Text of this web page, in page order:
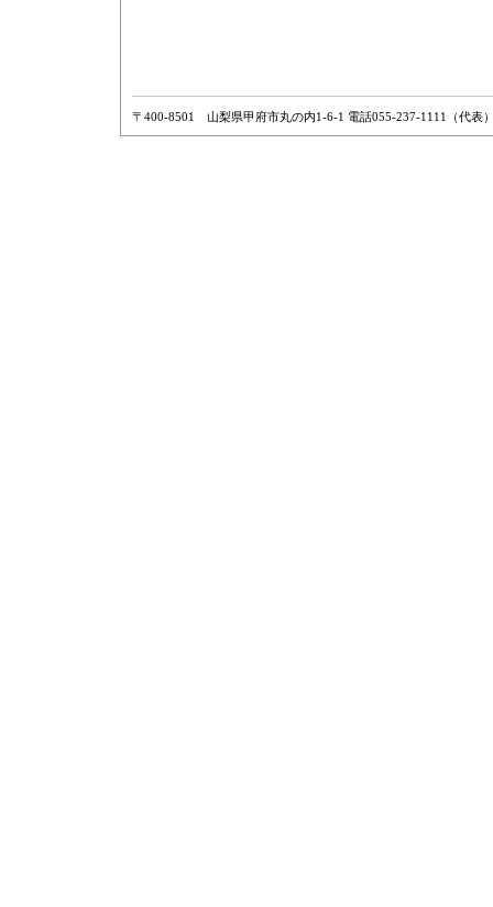
〒400-8501 山梨県甲府市丸の内1-6-1 電話055-237-1111（代表